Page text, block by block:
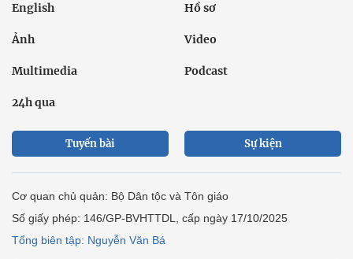
English Hồ sơ
Ảnh Video
Multimedia Podcast
24h qua
Tuyến bài Sự kiện
Cơ quan chủ quản: Bộ Dân tộc và Tôn giáo
Số giấy phép: 146/GP-BVHTTDL, cấp ngày 17/10/2025
Tổng biên tập: Nguyễn Văn Bá